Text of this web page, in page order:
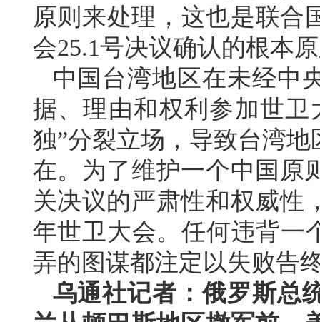
原则来处理，这也是联合
会25.1号决议确认的根本
中国台湾地区在未经中
据、理由和权利参加世
独”分裂立场，导致台湾
在。为了维护一个中国原
关决议的严肃性和权威性
年世卫大会。任何违背一
弄的图谋都注定以失败告
乌通社记者：俄罗斯总